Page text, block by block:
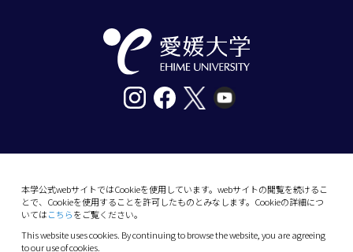
本学公式webサイトではCookieを使用しています。webサイトの閲覧を続けるこ
とで、Cookieを使用することを許可したものとみなします。Cookieの詳細につ
いてはこちらをご覧ください。
This website uses cookies. By continuing to browse the website, you are agreeing
to our use of cookies.
10-13 Dogo-Himata, Matsuyama, Ehime 790-
Phone: +81 89-927-9000